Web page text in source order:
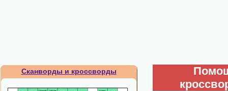
Сканворды и кроссворды